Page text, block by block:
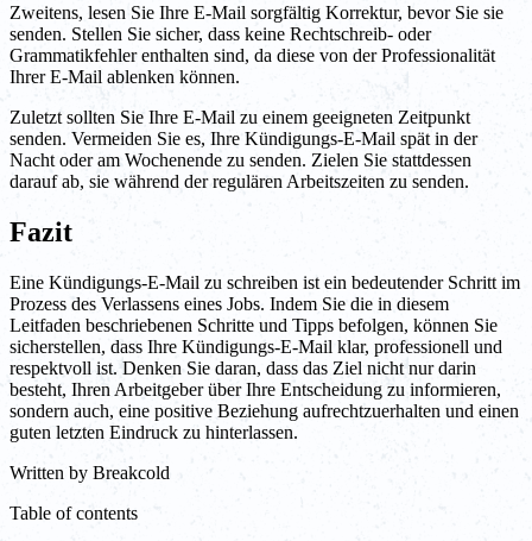
Zweitens, lesen Sie Ihre E-Mail sorgfältig Korrektur, bevor Sie sie
senden. Stellen Sie sicher, dass keine Rechtschreib- oder
Grammatikfehler enthalten sind, da diese von der Professionalität
Ihrer E-Mail ablenken können.
Zuletzt sollten Sie Ihre E-Mail zu einem geeigneten Zeitpunkt
senden. Vermeiden Sie es, Ihre Kündigungs-E-Mail spät in der
Nacht oder am Wochenende zu senden. Zielen Sie stattdessen
darauf ab, sie während der regulären Arbeitszeiten zu senden.
Fazit
Eine Kündigungs-E-Mail zu schreiben ist ein bedeutender Schritt im
Prozess des Verlassens eines Jobs. Indem Sie die in diesem
Leitfaden beschriebenen Schritte und Tipps befolgen, können Sie
sicherstellen, dass Ihre Kündigungs-E-Mail klar, professionell und
respektvoll ist. Denken Sie daran, dass das Ziel nicht nur darin
besteht, Ihren Arbeitgeber über Ihre Entscheidung zu informieren,
sondern auch, eine positive Beziehung aufrechtzuerhalten und einen
guten letzten Eindruck zu hinterlassen.
Written by Breakcold
Table of contents